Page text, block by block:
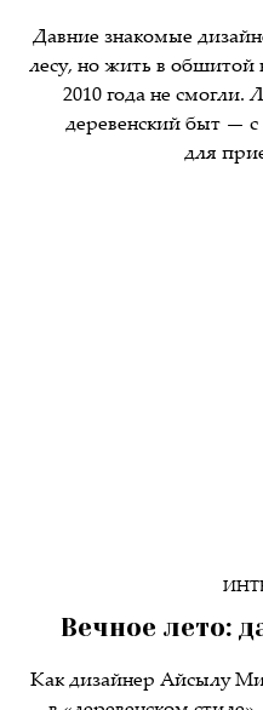
Давние знакомые
лесу, но жить в обшитой
2010 года не смогли.
деревенский быт — с
для
Вечное лето:
Как дизайнер Айсылу